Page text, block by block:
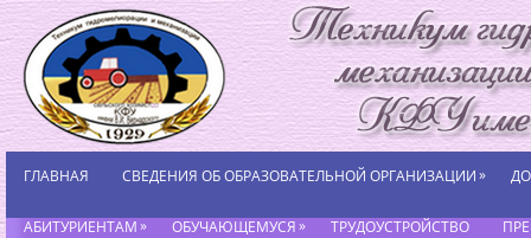
ГЛАВНАЯ СВЕДЕНИЯ ОБ ОБРАЗОВАТЕЛЬНОЙ ОРГАНИЗАЦИИ»
АБИТУРИЕНТАМ» ОБУЧАЮЩЕМУСЯ» ТРУДОУСТРОЙСТВО